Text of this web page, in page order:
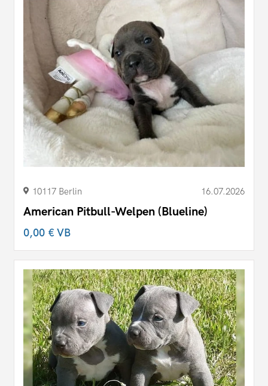
10117 Berlin 16.07.2026
American Pitbull-Welpen (Blueline)
0,00 €VB